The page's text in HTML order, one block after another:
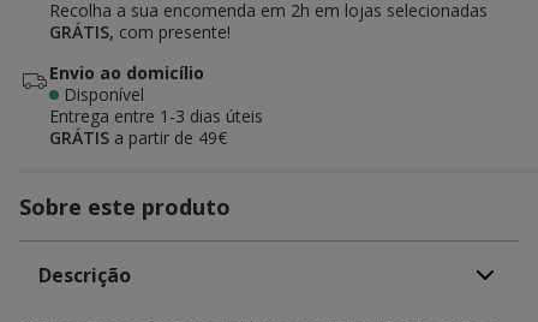
Recolha a sua encomenda em 2h em lojas selecionadas
GRÁTIS, com presente!
Envio ao domicílio
Disponível
Entrega entre 1-3 dias úteis
GRÁTIS a partir de 49€
Sobre este produto
Descrição